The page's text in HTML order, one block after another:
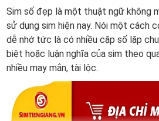
Sim số đẹp là một thuật ngữ không
sử dụng sim hiện nay. Nói một cách
dễ nhớ tức là có nhiều cặp số lặp
biệt hoặc luận nghĩa của sim theo
nhiều may mắn, tài lộc.